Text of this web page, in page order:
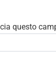
questo